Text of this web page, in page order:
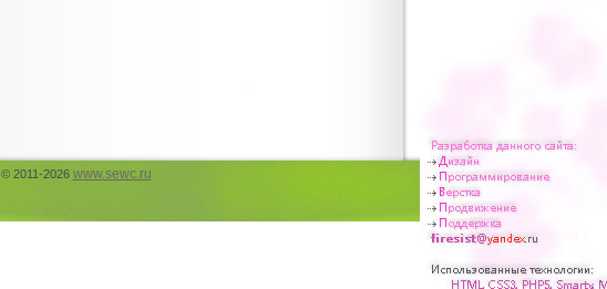
Вечерние платья в греческом стиле
© 2011-2026 www.sewc.ru